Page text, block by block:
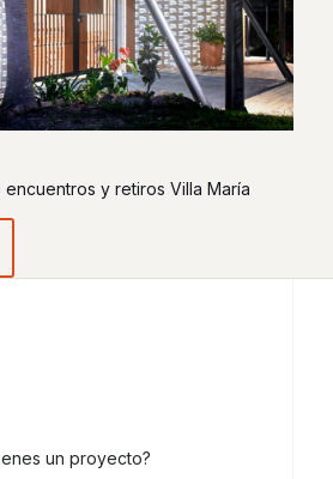
y retiros Villa María
un proyecto?